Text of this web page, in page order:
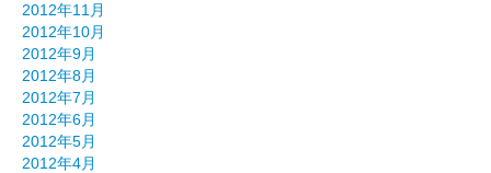
2012年11月
2012年10月
2012年9月
2012年8月
2012年7月
2012年6月
2012年5月
2012年4月